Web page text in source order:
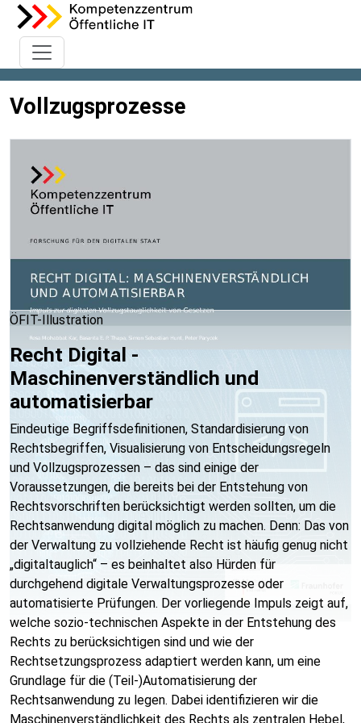
Vollzugsprozesse
ÖFIT-Illustration
Recht Digital -
Maschinenverständlich und
automatisierbar
Eindeutige Begriffsdefinitionen, Standardisierung von
Rechtsbegriffen, Visualisierung von Entscheidungsregeln
und Vollzugsprozessen – das sind einige der
Voraussetzungen, die bereits bei der Entstehung von
Rechtsvorschriften berücksichtigt werden sollten, um die
Rechtsanwendung digital möglich zu machen. Denn: Das von
der Verwaltung zu vollziehende Recht ist häufig genug nicht
„digitaltauglich“ – es beinhaltet also Hürden für
durchgehend digitale Verwaltungsprozesse oder
automatisierte Prüfungen. Der vorliegende Impuls zeigt auf,
welche sozio-technischen Aspekte in der Entstehung des
Rechts zu berücksichtigen sind und wie der
Rechtsetzungsprozess adaptiert werden kann, um eine
Grundlage für die (Teil-)Automatisierung der
Rechtsanwendung zu legen. Dabei identifizieren wir die
Maschinenverständlichkeit des Rechts als zentralen Hebel,